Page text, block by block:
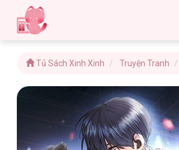
Tủ Sách Xinh Xinh Truyện Tranh